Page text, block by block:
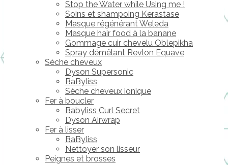
Stop the Water while Using me !
Soins et shampoing Kerastase
Masque régénérant Weleda
Masque hair food à la banane
Gommage cuir chevelu Oblepikha
Spray démêlant Revlon Equave
Sèche cheveux
Dyson Supersonic
BaByliss
Sèche cheveux ionique
Fer à boucler
Babyliss Curl Secret
Dyson Airwrap
Fer à lisser
BaByliss
Nettoyer son lisseur
Peignes et brosses